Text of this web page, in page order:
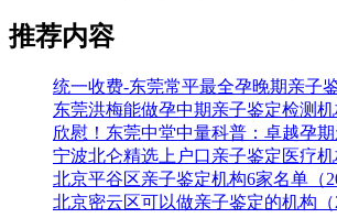
推荐内容